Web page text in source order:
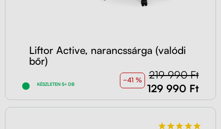
Liftor Active, narancssárga (valódi
bőr)
KÉSZLETEN 5+ DB
−41 %
219 990 Ft
129 990 Ft